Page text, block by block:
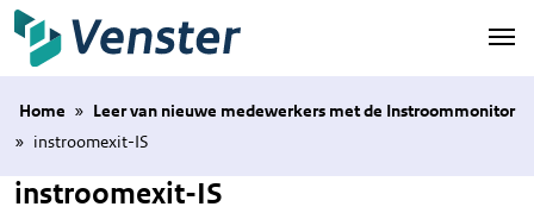
Naar hoofdinhoud
Home » Leer van nieuwe medewerkers met de Instroommonitor
» instroomexit-IS
instroomexit-IS